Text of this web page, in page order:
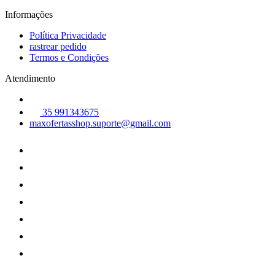
Informações
Política Privacidade
rastrear pedido
Termos e Condições
Atendimento
35 991343675
maxofertasshop.suporte@gmail.com